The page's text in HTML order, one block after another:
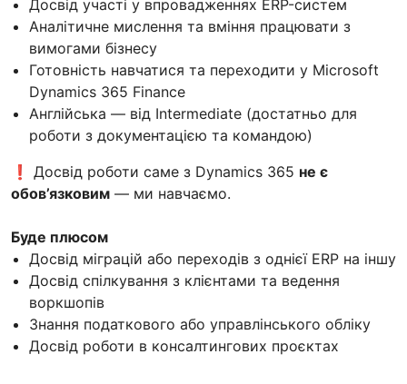
Досвід участі у впровадженнях ERP-систем
Аналітичне мислення та вміння працювати з
вимогами бізнесу
Готовність навчатися та переходити у Microsoft
Dynamics 365 Finance
Англійська — від Intermediate (достатньо для
роботи з документацією та командою)
❗ Досвід роботи саме з Dynamics 365 не є
обов’язковим — ми навчаємо.
Буде плюсом
Досвід міграцій або переходів з однієї ERP на іншу
Досвід спілкування з клієнтами та ведення
воркшопів
Знання податкового або управлінського обліку
Досвід роботи в консалтингових проєктах